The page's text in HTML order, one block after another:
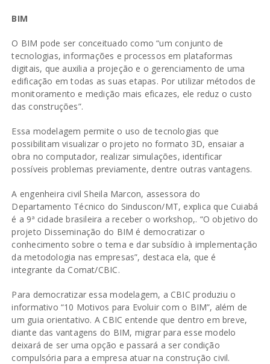
BIM
O BIM pode ser conceituado como “um conjunto de
tecnologias, informações e processos em plataformas
digitais, que auxilia a projeção e o gerenciamento de uma
edificação em todas as suas etapas. Por utilizar métodos de
monitoramento e medição mais eficazes, ele reduz o custo
das construções”.
Essa modelagem permite o uso de tecnologias que
possibilitam visualizar o projeto no formato 3D, ensaiar a
obra no computador, realizar simulações, identificar
possíveis problemas previamente, dentre outras vantagens.
A engenheira civil Sheila Marcon, assessora do
Departamento Técnico do Sinduscon/MT, explica que Cuiabá
é a 9ª cidade brasileira a receber o workshop,. “O objetivo do
projeto Disseminação do BIM é democratizar o
conhecimento sobre o tema e dar subsídio à implementação
da metodologia nas empresas”, destaca ela, que é
integrante da Comat/CBIC.
Para democratizar essa modelagem, a CBIC produziu o
informativo “10 Motivos para Evoluir com o BIM”, além de
um guia orientativo. A CBIC entende que dentro em breve,
diante das vantagens do BIM, migrar para esse modelo
deixará de ser uma opção e passará a ser condição
compulsória para a empresa atuar na construção civil.